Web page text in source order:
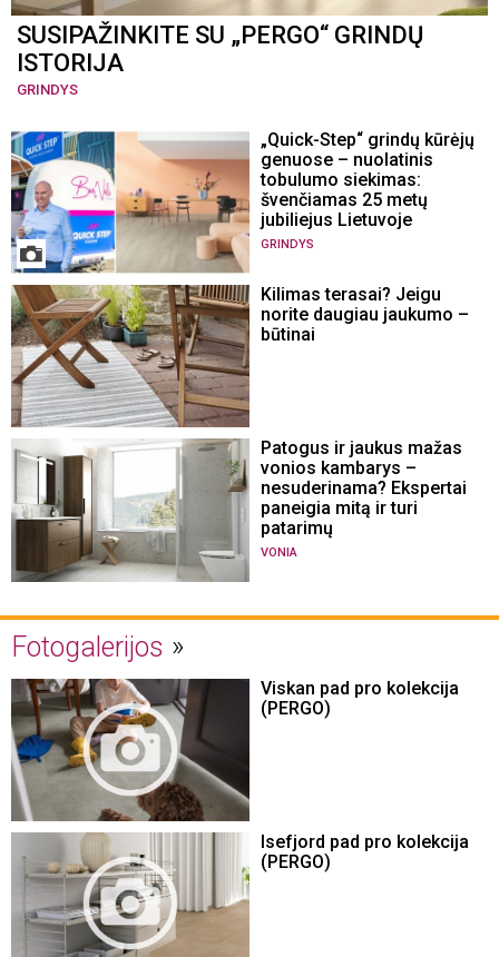
SUSIPAŽINKITE SU „PERGO“ GRINDŲ
ISTORIJA
GRINDYS
„Quick-Step“ grindų kūrėjų
genuose – nuolatinis
tobulumo siekimas:
švenčiamas 25 metų
jubiliejus Lietuvoje
GRINDYS
Kilimas terasai? Jeigu
norite daugiau jaukumo –
būtinai
Patogus ir jaukus mažas
vonios kambarys –
nesuderinama? Ekspertai
paneigia mitą ir turi
patarimų
VONIA
Fotogalerijos
Viskan pad pro kolekcija
(PERGO)
Isefjord pad pro kolekcija
(PERGO)